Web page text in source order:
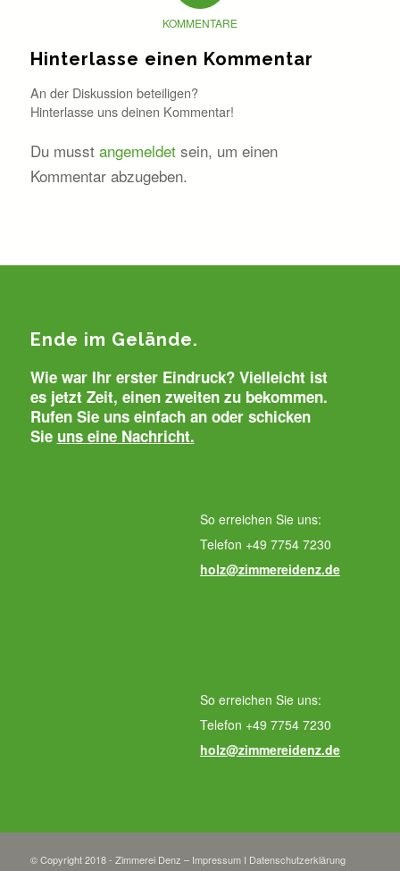
KOMMENTARE
Hinterlasse einen Kommentar
An der Diskussion beteiligen?
Hinterlasse uns deinen Kommentar!
Du musst angemeldetsein, um einen
Kommentar abzugeben.
Ende im Gelände.
Wie war Ihr erster Eindruck? Vielleicht ist
es jetzt Zeit, einen zweiten zu bekommen.
Rufen Sie uns einfach an oder schicken
Sie uns eine Nachricht.
So erreichen Sie uns:
Telefon +49 7754 7230
holz@zimmereidenz.de
So erreichen Sie uns:
Telefon +49 7754 7230
holz@zimmereidenz.de
© Copyright 2018 - Zimmerei Denz – ImpressumI Datenschutzerklärung